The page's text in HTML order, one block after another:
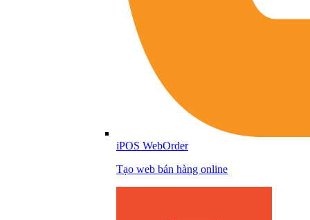
iPOS WebOrder
Tạo web bán hàng online